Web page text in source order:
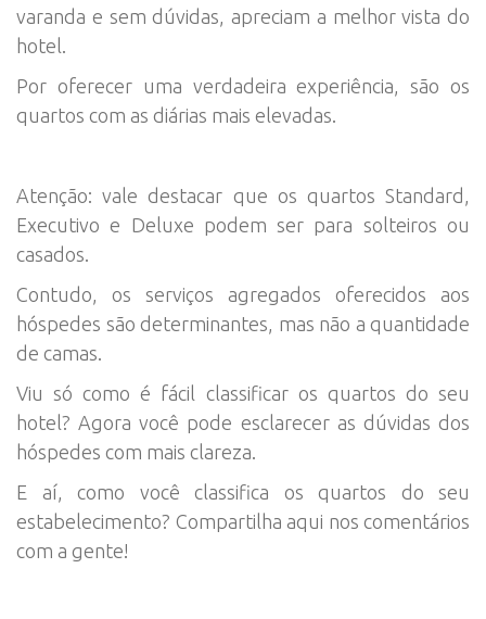
varanda e sem dúvidas, apreciam a melhor vista do
hotel.
Por oferecer uma verdadeira experiência, são os
quartos com as diárias mais elevadas.
Atenção: vale destacar que os quartos Standard,
Executivo e Deluxe podem ser para solteiros ou
casados.
Contudo, os serviços agregados oferecidos aos
hóspedes são determinantes, mas não a quantidade
de camas.
Viu só como é fácil classificar os quartos do seu
hotel? Agora você pode esclarecer as dúvidas dos
hóspedes com mais clareza.
E aí, como você classifica os quartos do seu
estabelecimento? Compartilha aqui nos comentários
com a gente!